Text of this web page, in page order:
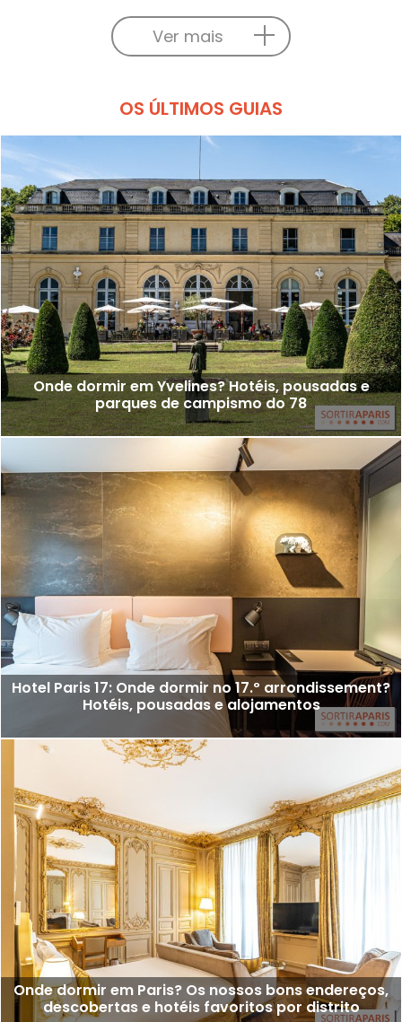
Ver mais
OS ÚLTIMOS GUIAS
Onde dormir em Yvelines? Hotéis, pousadas e
parques de campismo do 78
Hotel Paris 17: Onde dormir no 17.º arrondissement?
Hotéis, pousadas e alojamentos
Onde dormir em Paris? Os nossos bons endereços,
descobertas e hotéis favoritos por distrito